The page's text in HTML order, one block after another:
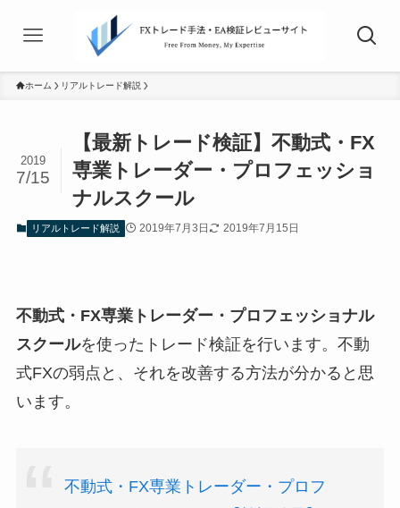
ホーム リアルトレード解説
【最新トレード検証】不動式・FX
専業トレーダー・プロフェッショ
ナルスクール
2019
7/15
リアルトレード解説 2019年7月3日 2019年7月15日
不動式・FX専業トレーダー・プロフェッショナル
スクールを使ったトレード検証を行います。不動
式FXの弱点と、それを改善する方法が分かると思
います。
不動式・FX専業トレーダー・プロフ